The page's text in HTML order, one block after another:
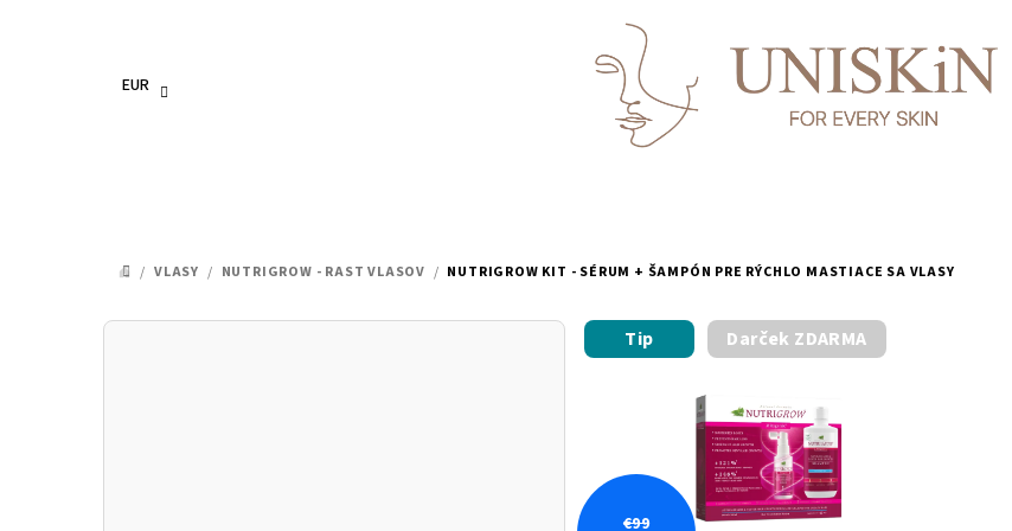
EUR
DOMOV
/ VLASY / NUTRIGROW - RAST VLASOV / NUTRIGROW KIT - SÉRUM + ŠAMPÓN PRE RÝCHLO MASTIACE SA VLASY
B
Tip Darček ZDARMA
€99